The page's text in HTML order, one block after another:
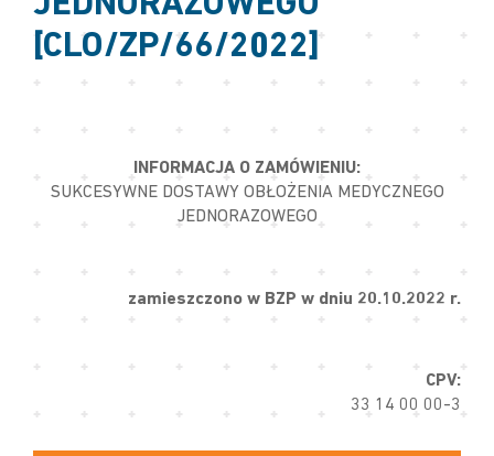
[CLO/ZP/66/2022]
INFORMACJA O ZAMÓWIENIU:
SUKCESYWNE DOSTAWY OBŁOŻENIA MEDYCZNEGO
JEDNORAZOWEGO
zamieszczono w BZP w dniu 20.10.2022 r.
CPV:
33 14 00 00-3